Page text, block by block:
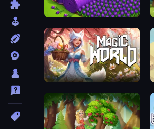
Magic School
Magic World